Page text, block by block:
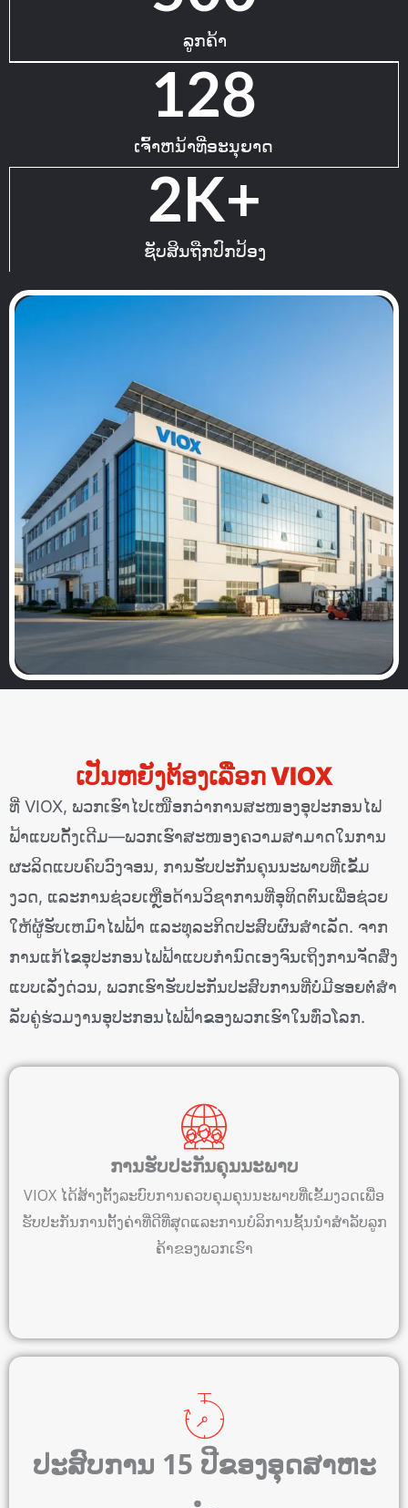
ລູກຄ້າ
ເຈົ້າຫນ້າທີ່ອະນຸຍາດ
128
ຊັບສິນຖືກປົກປ້ອງ
2K+
ເປັນຫຍັງຕ້ອງເລືອກ VIOX
ທີ່ VIOX, ພວກເຮົາໄປເໜືອກວ່າການສະໜອງອຸປະກອນໄຟ
ຟ້າແບບດັ້ງເດີມ—ພວກເຮົາສະໜອງຄວາມສາມາດໃນການ
ຜະລິດແບບຄົບວົງຈອນ, ການຮັບປະກັນຄຸນນະພາບທີ່ເຂັ້ມ
ງວດ, ແລະການຊ່ວຍເຫຼືອດ້ານວິຊາການທີ່ອຸທິດຕົນເພື່ອຊ່ວຍ
ໃຫ້ຜູ້ຮັບເຫມົາໄຟຟ້າ ແລະທຸລະກິດປະສົບຜົນສໍາເລັດ. ຈາກ
ການແກ້ໄຂອຸປະກອນໄຟຟ້າແບບກຳນົດເອງຈົນເຖິງການຈັດສົ່ງ
ແບບເລັ່ງດ່ວນ, ພວກເຮົາຮັບປະກັນປະສົບການທີ່ບໍ່ມີຮອຍຕໍ່ສໍາ
ລັບຄູ່ຮ່ວມງານອຸປະກອນໄຟຟ້າຂອງພວກເຮົາໃນທົ່ວໂລກ.
ການຮັບປະກັນຄຸນນະພາບ
VIOX ໄດ້​ສ້າງ​ຕັ້ງ​ລະ​ບົບ​ການ​ຄວບ​ຄຸມ​ຄຸນ​ນະ​ພາບ​ທີ່​ເຂັ້ມ​ງວດ​ເພື່ອ​
ຮັບ​ປະ​ກັນ​ການ​ຕັ້ງ​ຄ່າ​ທີ່​ດີ​ທີ່​ສຸດ​ແລະ​ການ​ບໍ​ລິ​ການ​ຊັ້ນ​ນໍາ​ສໍາ​ລັບ​ລູກ​
ຄ້າ​ຂອງ​ພວກ​ເຮົາ
ປະສົບການ 15 ປີຂອງອຸດສາຫະ